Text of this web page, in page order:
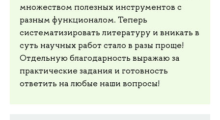
множеством полезных инструментов с
разным функционалом. Теперь
систематизировать литературу и вникать в
суть научных работ стало в разы проще!
Отдельную благодарность выражаю за
практические задания и готовность
ответить на любые наши вопросы!